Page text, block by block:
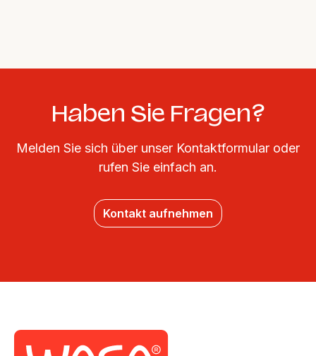
Haben Sie Fragen?
Melden Sie sich über unser Kontaktformular oder
rufen Sie einfach an.
Kontakt aufnehmen